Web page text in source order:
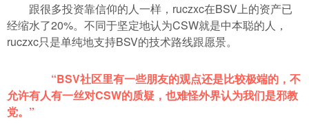
跟很多投资靠信仰的人一样，ruczxc在BSV上的资产已
经缩水了20%。不同于坚定地认为CSW就是中本聪的人，
ruczxc只是单纯地支持BSV的技术路线跟愿景。
“BSV社区里有一些朋友的观点还是比较极端的，不
允许有人有一丝对CSW的质疑，也难怪外界认为我们是邪教
党。”